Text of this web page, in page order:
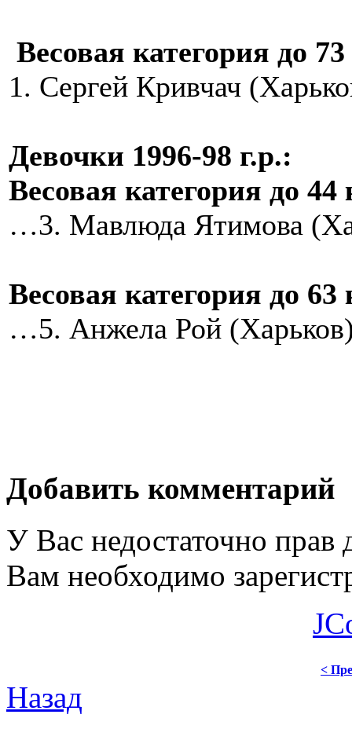
Весовая категория до
1. Сергей Кривчач
Девочки 1996-98 г.р.:
Весовая категория до
…3. Мавлюда Ятимова
Весовая категория до
…5. Анжела Рой
Добавить комментарий
У Вас недостаточно прав
Вам необходимо
<
Назад